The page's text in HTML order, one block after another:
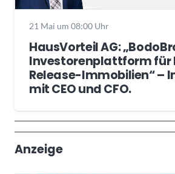
21 Mai um 08:00 Uhr
HausVorteil AG:
Investorenplattform für
Release-Immobilien“ –
mit CEO und CFO.
Trendthemen
Anzeige